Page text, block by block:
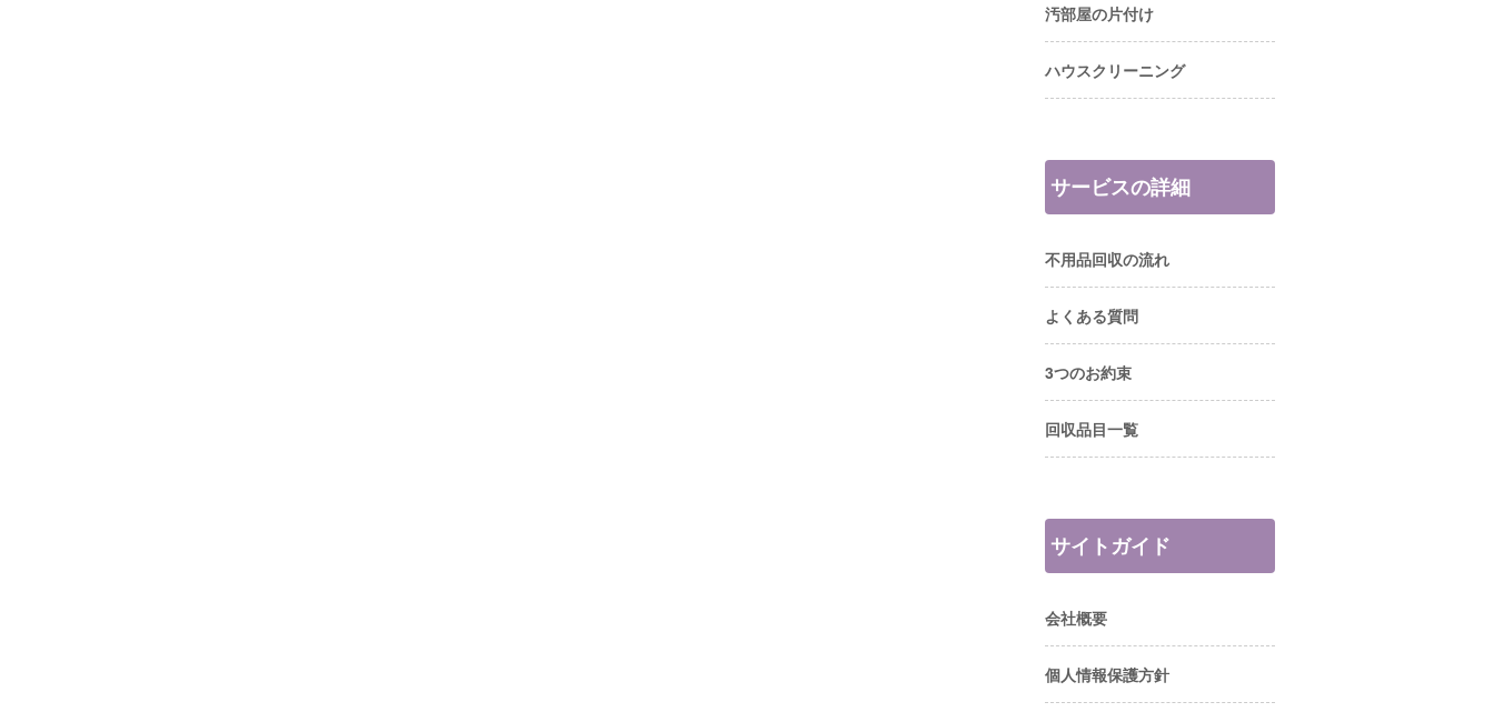
汚部屋の片付け
ハウスクリーニング
サービスの詳細
不用品回収の流れ
よくある質問
3つのお約束
回収品目一覧
サイトガイド
会社概要
個人情報保護方針